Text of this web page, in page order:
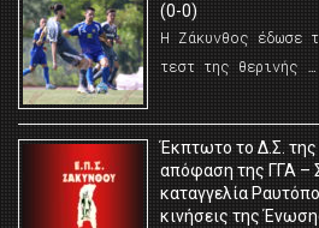
(0-0)
Η Ζάκυνθος έδωσε
τεστ της θερινής …
Έκπτωτο το Δ.Σ.
απόφαση της ΓΓΑ –
καταγγελία
κινήσεις της